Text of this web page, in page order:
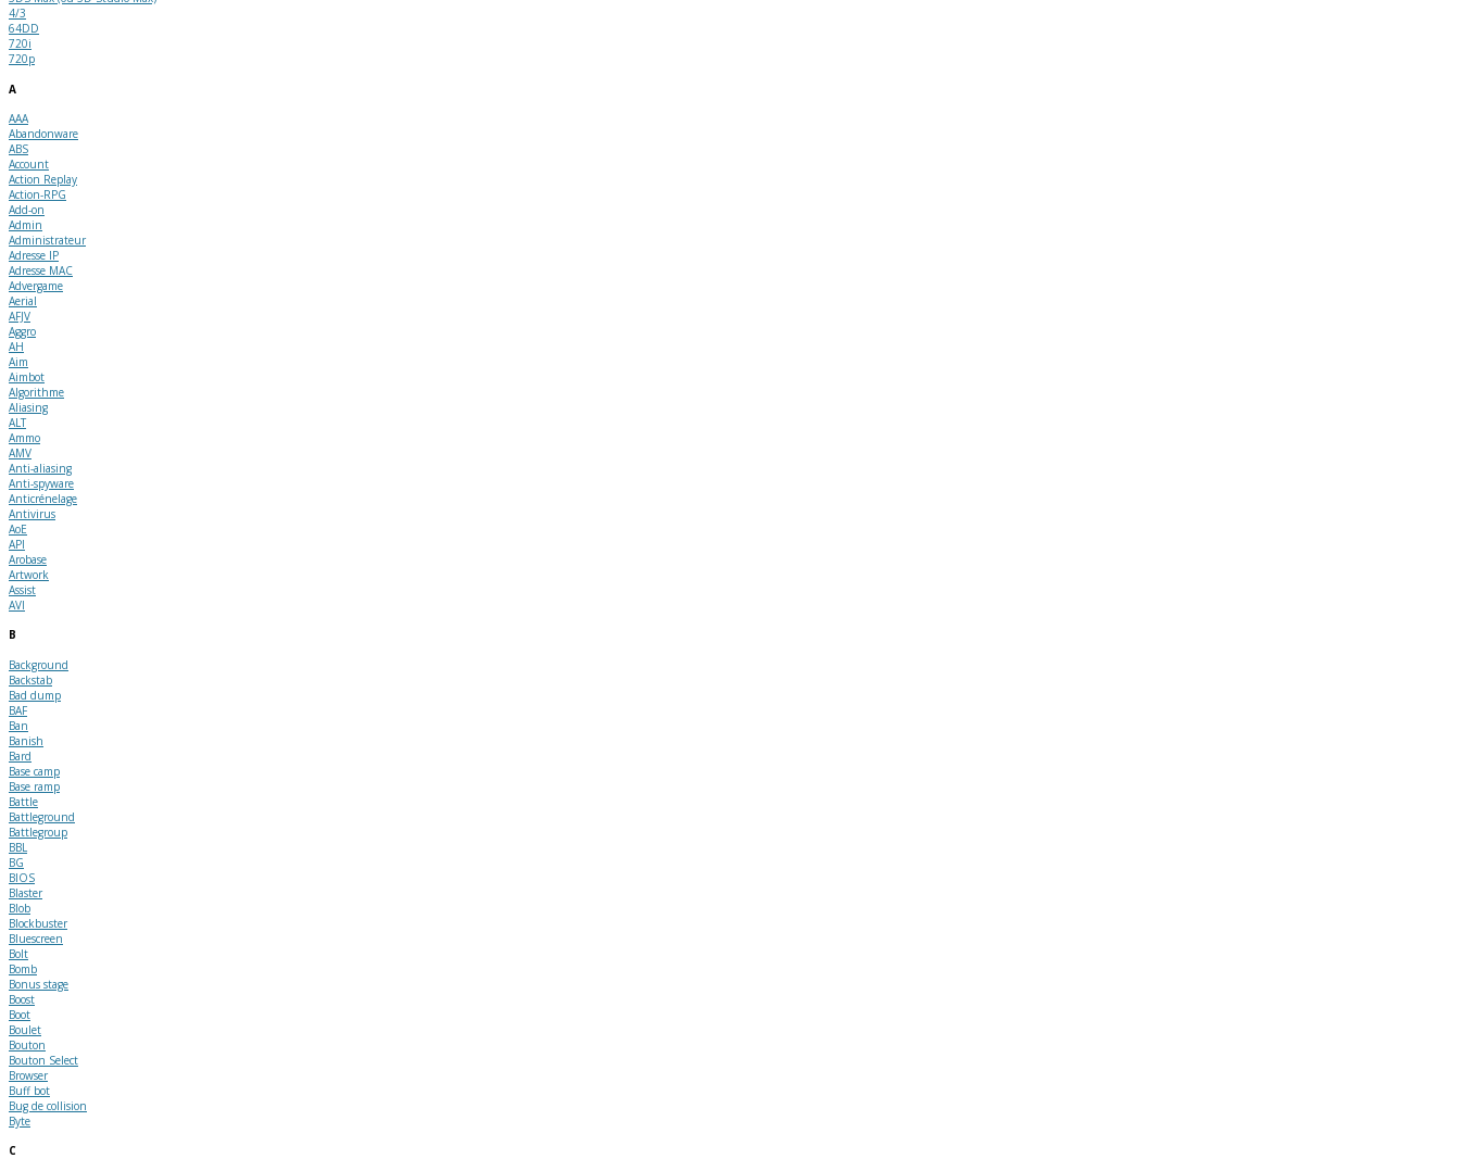
4/3
64DD
720i
720p
A
AAA
Abandonware
ABS
Account
Action Replay
Action-RPG
Add-on
Admin
Administrateur
Adresse IP
Adresse MAC
Advergame
Aerial
AFJV
Aggro
AH
Aim
Aimbot
Algorithme
Aliasing
ALT
Ammo
AMV
Anti-aliasing
Anti-spyware
Anticrénelage
Antivirus
AoE
API
Arobase
Artwork
Assist
AVI
B
Background
Backstab
Bad dump
BAF
Ban
Banish
Bard
Base camp
Base ramp
Battle
Battleground
Battlegroup
BBL
BG
BIOS
Blaster
Blob
Blockbuster
Bluescreen
Bolt
Bomb
Bonus stage
Boost
Boot
Boulet
Bouton
Bouton Select
Browser
Buff bot
Bug de collision
Byte
C